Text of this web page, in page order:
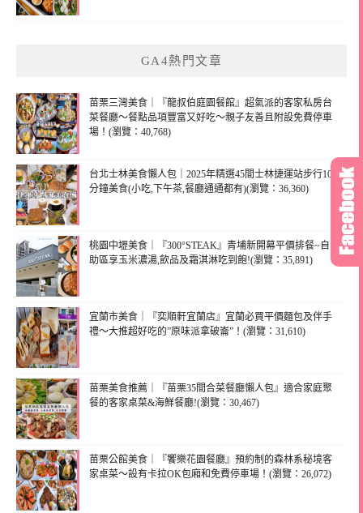
GA4熱門文章
苗栗三灣美食｜『龍叔伯庭園餐館』超氣派的客家私房台
菜餐廳～餐點品項豐富又好吃～親子友善且附設免費停車
場！(瀏覽：40,768)
台北士林美食懶人包｜2025年精選45間士林捷運站步行10
分鐘美食(小吃,下午茶,餐廳通通都有)(瀏覽：36,360)
桃園中壢美食｜『300°STEAK』青埔新開幕平價排餐~自
助區享玉米濃湯,飲品及霜淇淋吃到飽!(瀏覽：35,891)
宜蘭市美食｜『奕順軒宜蘭店』宜蘭必買平價麵包及伴手
禮～大推超好吃的”原味派拿破崙”！(瀏覽：31,610)
苗栗美食推薦｜『苗栗35間合菜餐廳懶人包』適合家庭聚
餐的客家桌菜&海鮮餐廳!(瀏覽：30,467)
苗栗公館美食｜『饗樂花園餐廳』預約制的森林系秘境客
家桌菜～設有卡拉OK包廂和免費停車場！(瀏覽：26,072)